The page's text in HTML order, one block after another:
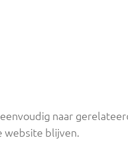
naar
website blijven.